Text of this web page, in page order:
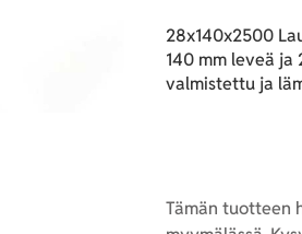
28x140x2500
140 mm leveä
valmistettu ja
Tämän tuotteen